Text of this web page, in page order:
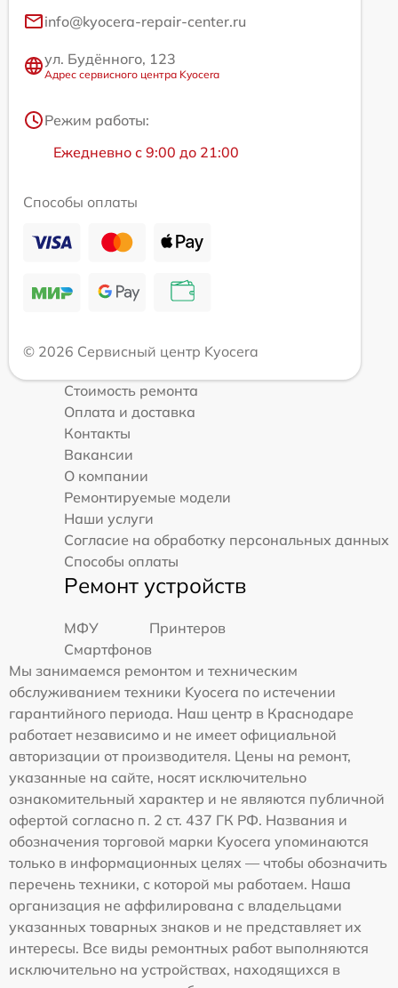
info@kyocera-repair-center.ru
ул. Будённого, 123
Адрес сервисного центра Kyocera
Режим работы:
Ежедневно с 9:00 до 21:00
Способы оплаты
© 2026 Сервисный центр Kyocera
Стоимость ремонта
Оплата и доставка
Контакты
Вакансии
О компании
Ремонтируемые модели
Наши услуги
Согласие на обработку персональных данных
Способы оплаты
Ремонт устройств
МФУ
Принтеров
Смартфонов
Мы занимаемся ремонтом и техническим
обслуживанием техники Kyocera по истечении
гарантийного периода. Наш центр в Краснодаре
работает независимо и не имеет официальной
авторизации от производителя. Цены на ремонт,
указанные на сайте, носят исключительно
ознакомительный характер и не являются публичной
офертой согласно п. 2 ст. 437 ГК РФ. Названия и
обозначения торговой марки Kyocera упоминаются
только в информационных целях — чтобы обозначить
перечень техники, с которой мы работаем. Наша
организация не аффилирована с владельцами
указанных товарных знаков и не представляет их
интересы. Все виды ремонтных работ выполняются
исключительно на устройствах, находящихся в